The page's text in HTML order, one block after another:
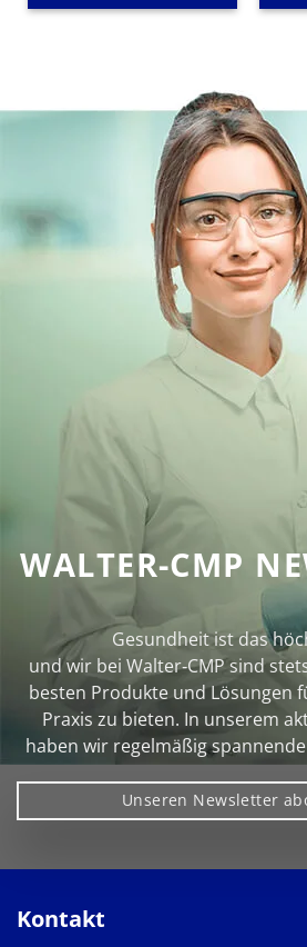
WALTER-CMP
Gesundheit ist das
und wir bei Walter‑CMP sind
besten Produkte und Lösungen
Praxis zu bieten. In unserem
haben wir regelmäßig
Unseren Newsletter
Kontakt